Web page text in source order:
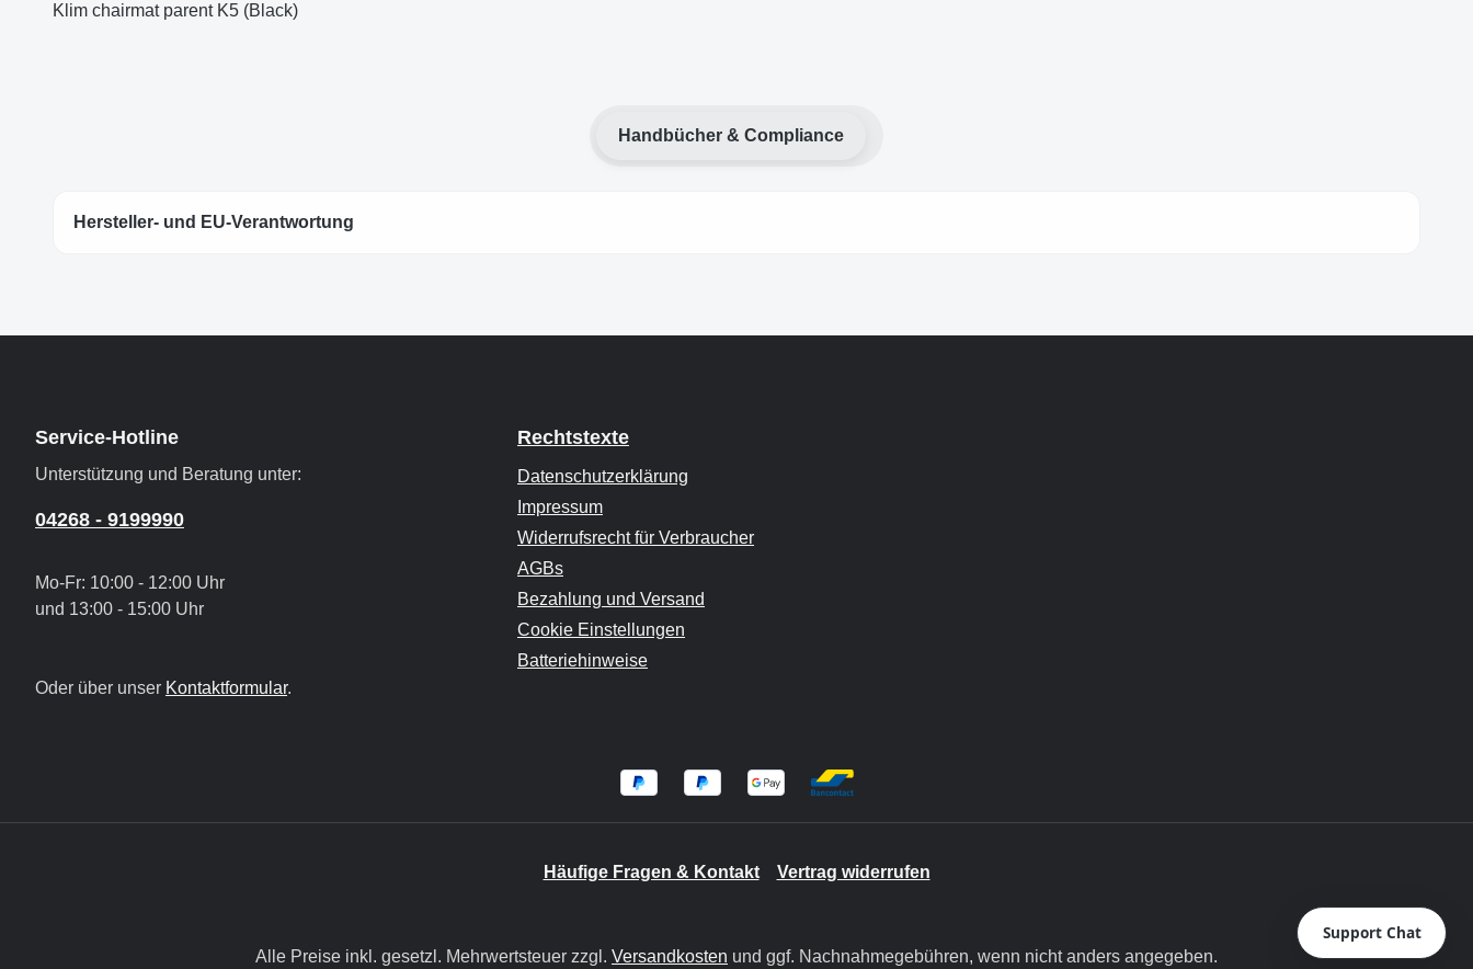
Klim chairmat parent K5 (Black)
Handbücher & Compliance
Hersteller- und EU-Verantwortung
Service-Hotline
Unterstützung und Beratung unter:
04268 - 9199990
Mo-Fr: 10:00 - 12:00 Uhr
und 13:00 - 15:00 Uhr
Oder über unser Kontaktformular.
Rechtstexte
Datenschutzerklärung
Impressum
Widerrufsrecht für Verbraucher
AGBs
Bezahlung und Versand
Cookie Einstellungen
Batteriehinweise
Häufige Fragen & Kontakt Vertrag widerrufen
Alle Preise inkl. gesetzl. Mehrwertsteuer zzgl. Versandkosten und ggf. Nachnahmegebühren, wenn nicht anders angegeben.
Support Chat